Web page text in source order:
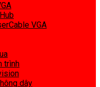
VGA
trình
dây